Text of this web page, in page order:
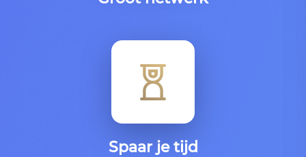
Spaar je tijd